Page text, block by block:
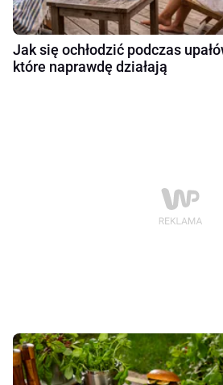
Jak się ochłodzić podczas
które naprawdę działają